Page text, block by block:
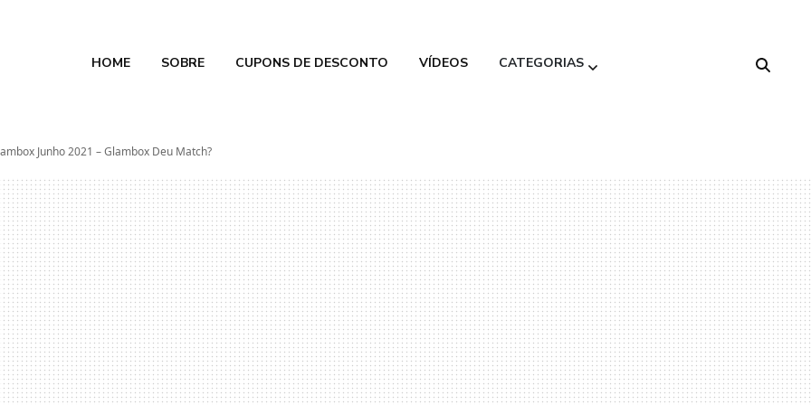
CalmonHOME SOBRE CUPONS DE DESCONTO VÍDEOS CATEGORIAS
Beleza
Decoração
Gastronomia
Moda
Variedades
Viagem
Junho 2021 – Glambox Deu Match?